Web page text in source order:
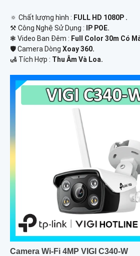
🔅 Chất lượng hình : FULL HD 1080P .
⚒ Công Nghệ Sử Dụng :
IP POE.
❃ Video Ban Đêm : Full Color 30m Có
🛡 Camera Dòng Xoay 360.
️🛃 Tích Hợp : Thu Âm Và Loa.
Camera Wi-Fi 4MP VIGI C340-W